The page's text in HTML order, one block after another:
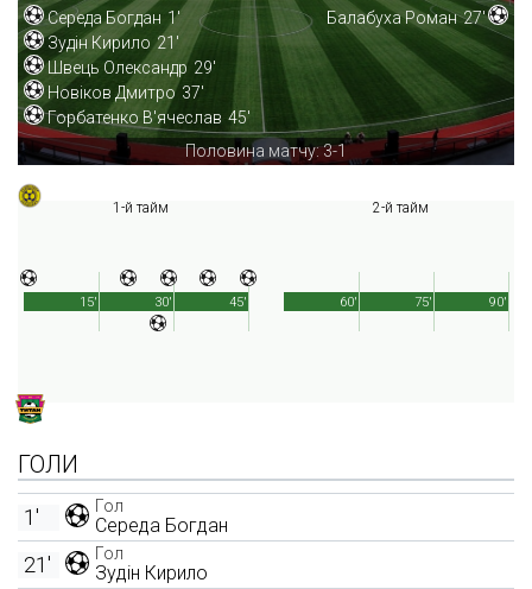
Середа Богдан 1'
Зудін Кирило 21'
Швець Олександр 29'
Новіков Дмитро 37'
Горбатенко В'ячеслав 45'
Балабуха Роман 27'
Половина матчу: 3-1
1-й тайм
45'
15' 30'
2-й тайм
90'
60' 75'
ГОЛИ
Гол
Середа Богдан
1'
Гол
Зудін Кирило
21'